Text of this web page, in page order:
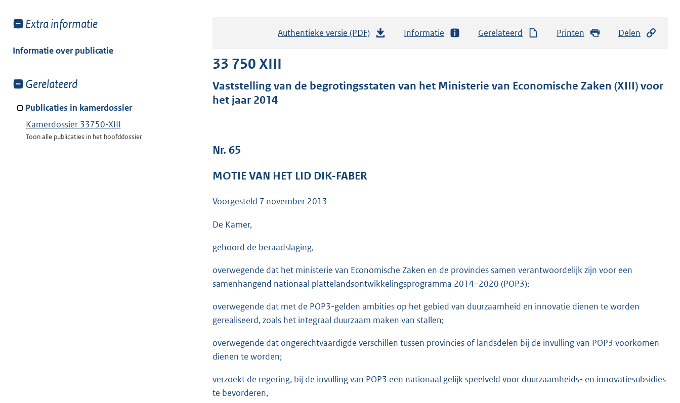
Toon
van:
Extra informatie
Informatie over publicatie
Toon
van:
Gerelateerd
Publicaties in kamerdossier
Kamerdossier 33750-XIII
Toon alle publicaties in het hoofddossier
Authentieke versie (PDF)
a
K
Informatie Gerelateerd Printen Delen
33 750 XIII
Vaststelling van de begrotingsstaten van het Ministerie van Economische Zaken (XIII) voor
het jaar 2014
Nr. 65
MOTIE VAN HET LID DIK-FABER
Voorgesteld 7 november 2013
De Kamer,
gehoord de beraadslaging,
overwegende dat het ministerie van Economische Zaken en de provincies samen verantwoordelijk zijn voor een
samenhangend nationaal plattelandsontwikkelingsprogramma 2014–2020 (POP3);
overwegende dat met de POP3-gelden ambities op het gebied van duurzaamheid en innovatie dienen te worden
gerealiseerd, zoals het integraal duurzaam maken van stallen;
overwegende dat ongerechtvaardigde verschillen tussen provincies of landsdelen bij de invulling van POP3 voorkomen
dienen te worden;
verzoekt de regering, bij de invulling van POP3 een nationaal gelijk speelveld voor duurzaamheids- en innovatiesubsidies
te bevorderen,